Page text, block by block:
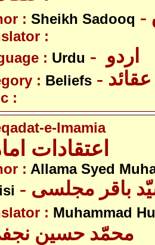
: Sheikh Sadooq
:
: Urdu
: Beliefs - عقائد
:
e-Imamia
اعتقادات
: Allama Syed
: Muhammad